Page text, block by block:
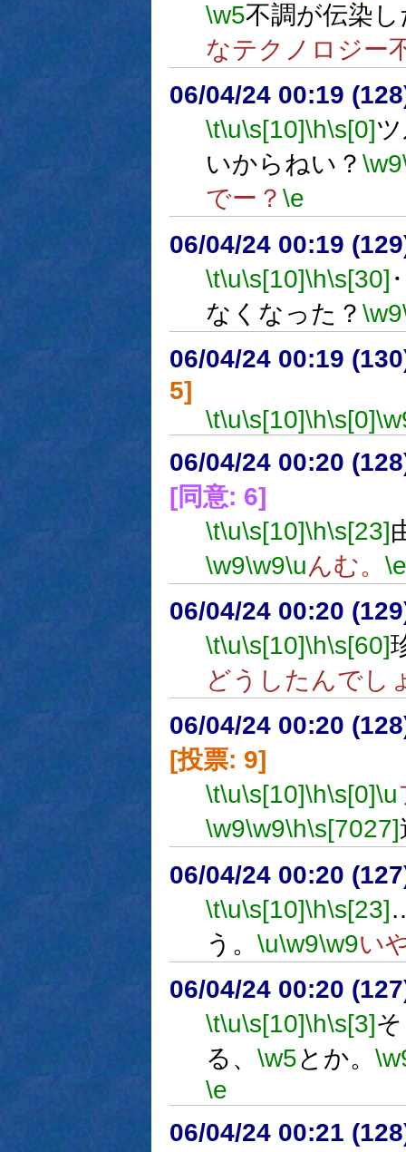
\w5不調が伝染
なテクノロジー
06/04/24 00:19
\t\u\s[10]\h\s[0]
いからねい？ \w9
でー？ \e
06/04/24 00:19
\t\u\s[10]\h\s[30]
なくなった？ \w9
06/04/24 00:19
5]
\t\u\s[10]\h\s[0]
06/04/24 00:20
[同意: 6]
\t\u\s[10]\h\s[23]
\w9\w9\uんむ。 \e
06/04/24 00:20
\t\u\s[10]\h\s[60]
どうしたんでし
06/04/24 00:20
[投票: 9]
\t\u\s[10]\h\s[0]\u
\w9\w9\h\s[7027]
06/04/24 00:20
\t\u\s[10]\h\s[23]
う。 \u\w9\w9い
06/04/24 00:20
\t\u\s[10]\h\s[3]
る、 \w5とか。
\e
06/04/24 00:21